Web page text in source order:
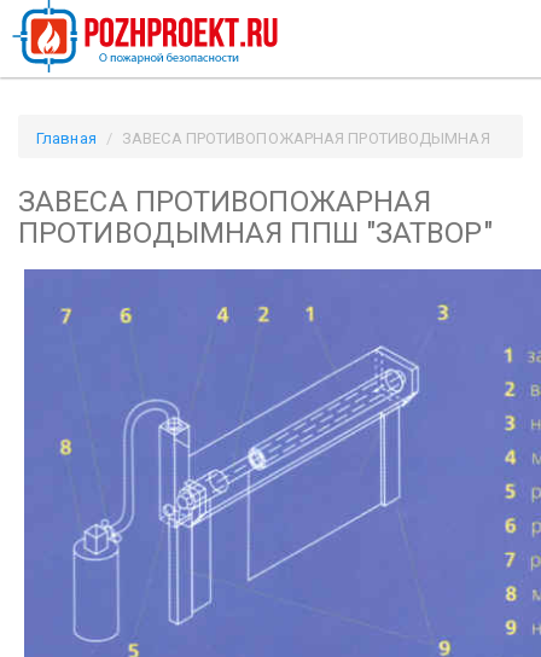
Главная
ЗАВЕСА ПРОТИВОПОЖАРНАЯ ПРОТИВОДЫМНАЯ
ЗАВЕСА ПРОТИВОПОЖАРНАЯ
ПРОТИВОДЫМНАЯ ППШ "ЗАТВОР"